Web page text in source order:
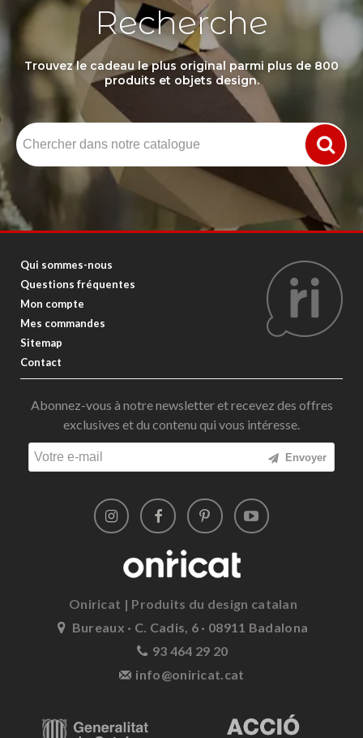
Recherche
Trouvez le cadeau le plus original parmi plus de 800
produits et objets design.
Qui sommes-nous
Questions fréquentes
Mon compte
Mes commandes
Sitemap
Contact
Abonnez-vous à notre newsletter et recevez des offres
exclusives et du contenu qui vous intéresse.
Envoyer
Oniricat | Produits du design catalan
Bureaux · C. Cadis, 6 · 08911 Badalona
93 464 29 20
info@oniricat.cat